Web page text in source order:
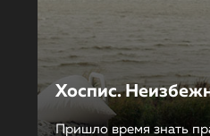
Хоспис.
Пришло время знать